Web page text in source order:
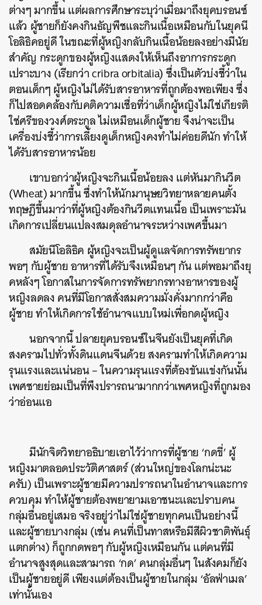
ต่างๆ มากขึ้น แต่ผลการศึกษาระบุว่าเมื่อมาถึงยุคบรอนซ์
แล้ว ผู้ชายก็ยังคงกินธัญพืชและกินเนื้อเหมือนกับในยุคนี
โอลิธิคอยู่ดี ในขณะที่ผู้หญิงกลับกินเนื้อน้อยลงอย่างมีนัย
สำคัญ กระดูกของผู้หญิงแสดงให้เห็นถึงอาการกระดูก
เปราะบาง (เรียกว่า cribra orbitalia) ซึ่งเป็นตัวบ่งชี้ว่าใน
ตอนเด็กๆ ผู้หญิงไม่ได้รับสารอาหารที่ถูกต้องพอเพียง ซึ่ง
ก็ไปสอดคล้องกับคติความเชื่อที่ว่าเด็กผู้หญิงไม่ใช่เกียรติ
ใช่ศรีของวงศ์ตระกูล ไม่เหมือนเด็กผู้ชาย จึงน่าจะเป็น
เครื่องบ่งชี้ว่าการเลี้ยงดูเด็กหญิงคงทำไม่ค่อยดีนัก ทำให้
ได้รับสารอาหารน้อย
เขาบอกว่าผู้หญิงจะกินเนื้อน้อยลง แต่หันมากินวีต
(Wheat) มากขึ้น ซึ่งทำให้นักมานุษยวิทยาหลายคนตั้ง
ทฤษฎีขึ้นมาว่าที่ผู้หญิงต้องกินวีตแทนเนื้อ เป็นเพราะมัน
เกิดการเปลี่ยนแปลงสมดุลอำนาจระหว่างเพศขึ้นมา
สมัยนีโอลิธิค ผู้หญิงจะเป็นผู้ดูแลจัดการทรัพยากร
พอๆ กับผู้ชาย อาหารที่ได้รับจึงเหมือนๆ กัน แต่พอมาถึงยุ
คหลังๆ โอกาสในการจัดการทรัพยากรทางอาหารของผู้
หญิงลดลง คนที่มีโอกาสสั่งสมความมั่งคั่งมากกว่าคือ
ผู้ชาย ทำให้เกิดการใช้อำนาจแบบใหม่เพื่อกดผู้หญิง
นอกจากนี้ ปลายยุคบรอนซ์ในจีนยังเป็นยุคที่เกิด
สงครามไปทั่วทั้งดินแดนจีนด้วย สงครามทำให้เกิดความ
รุนแรงและแน่นอน – ในความรุนแรงที่ต้องขันแข่งกันนั้น
เพศชายย่อมเป็นที่พึงปรารถนามากกว่าเพศหญิงที่ถูกมอง
ว่าอ่อนแอ
มีนักจิตวิทยาอธิบายเอาไว้ว่าการที่ผู้ชาย ‘กดขี่’ ผู้
หญิงมาตลอดประวัติศาสตร์ (ส่วนใหญ่ของโลกน่ะนะ
ครับ) เป็นเพราะผู้ชายมีความปรารถนาในอำนาจและการ
ควบคุม ทำให้ผู้ชายต้องพยายามเอาชนะและปราบคน
กลุ่มอื่นอยู่เสมอ จริงอยู่ว่าไม่ใช่ผู้ชายทุกคนเป็นอย่างนี้
และผู้ชายบางกลุ่ม (เช่น คนที่เป็นทาสหรือมีสีผิวชาติพันธุ์
แตกต่าง) ก็ถูกกดพอๆ กับผู้หญิงเหมือนกัน แต่คนที่มี
อำนาจสูงสุดและสามารถ ‘กด’ คนกลุ่มอื่นๆ ในสังคมก็ยัง
เป็นผู้ชายอยู่ดี เพียงแต่ต้องเป็นผู้ชายในกลุ่ม ‘อัลฟ่าเมล’
เท่านั้นเอง
ค้นหา
SHARE TWEET LINE EMAIL